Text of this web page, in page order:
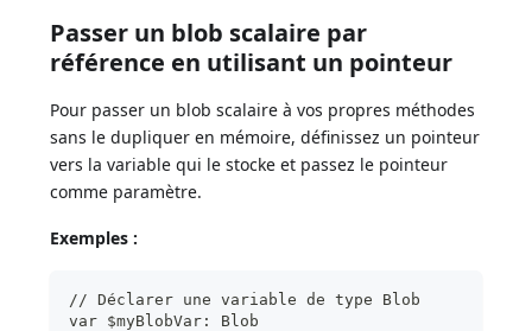
Passer un blob scalaire par
référence en utilisant un pointeur
Pour passer un blob scalaire à vos propres méthodes
sans le dupliquer en mémoire, définissez un pointeur
vers la variable qui le stocke et passez le pointeur
comme paramètre.
Exemples :
// Déclarer une variable de type Blob
var $myBlobVar: Blob